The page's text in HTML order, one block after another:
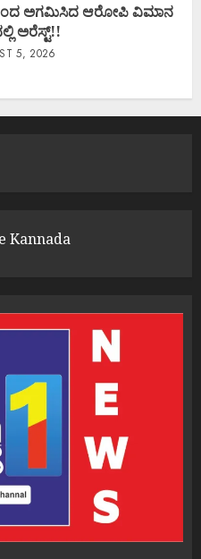
ಅಗಮಿಸಿದ ಆರೋಪಿ ವಿಮಾನ
ಅರೆಸ್ಟ್‌!!
5, 2026
Kannada